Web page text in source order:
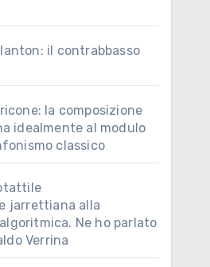
il contrabbasso
la composizione
idealmente al modulo
classico
jarrettiana alla
Ne ho parlato
Verrina